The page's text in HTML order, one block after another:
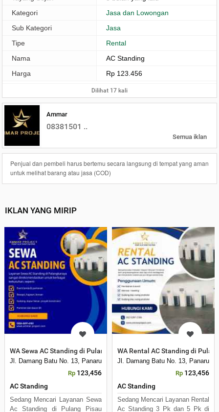
Kategori
Jasa dan Lowongan
Sub Kategori
Jasa
Tipe
Rental
Nama
AC Standing
Harga
Rp 123.456
Dilihat 17 kali
Ammar
08381501 ..
Semua iklan
Penjual dan pembeli harus bertemu secara langsung di tempat yang aman
untuk melihat barang atau jasa (COD)
IKLAN YANG MIRIP
WA Sewa AC Standing di Pulang Pisau
Jl. Damang Batu No. 13, Panarung
Rp 123,456
AC Standing
Sedang Mencari Layanan Sewa
Ac Standing di Pulang Pisau
WA Rental AC Standing di
Jl. Damang Batu No. 13, Panarung
Rp 123,456
AC Standing
Sedang Mencari Layanan Rental
Ac Standing 3 Pk dan 5 Pk di